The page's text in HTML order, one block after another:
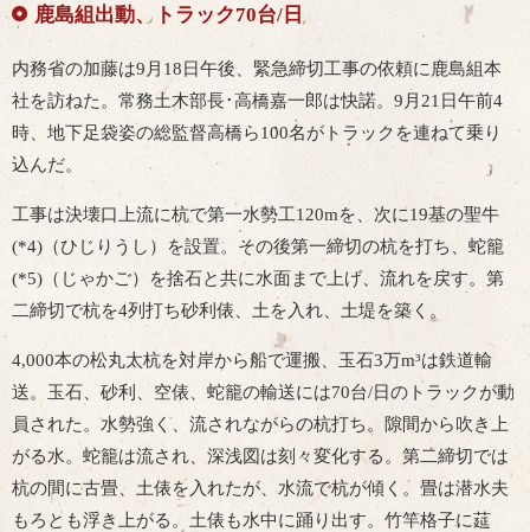
鹿島組出動、トラック70台/日
内務省の加藤は9月18日午後、緊急締切工事の依頼に鹿島組本
社を訪ねた。常務土木部長･高橋嘉一郎は快諾。9月21日午前4
時、地下足袋姿の総監督高橋ら100名がトラックを連ねて乗り
込んだ。
工事は決壊口上流に杭で第一水勢工120mを、次に19基の聖牛
(*4)（ひじりうし）を設置。その後第一締切の杭を打ち、蛇籠
(*5)（じゃかご）を捨石と共に水面まで上げ、流れを戻す。第
二締切で杭を4列打ち砂利俵、土を入れ、土堤を築く。
4,000本の松丸太杭を対岸から船で運搬、玉石3万m³は鉄道輸
送。玉石、砂利、空俵、蛇籠の輸送には70台/日のトラックが動
員された。水勢強く、流されながらの杭打ち。隙間から吹き上
がる水。蛇籠は流され、深浅図は刻々変化する。第二締切では
杭の間に古畳、土俵を入れたが、水流で杭が傾く。畳は潜水夫
もろとも浮き上がる。土俵も水中に踊り出す。竹竿格子に莚